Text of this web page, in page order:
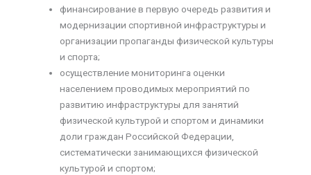
финансирование в первую очередь развития и
модернизации спортивной инфраструктуры и
организации пропаганды физической культуры
и спорта;
осуществление мониторинга оценки
населением проводимых мероприятий по
развитию инфраструктуры для занятий
физической культурой и спортом и динамики
доли граждан Российской Федерации,
систематически занимающихся физической
культурой и спортом;